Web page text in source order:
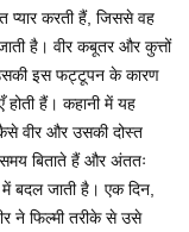
प्यार करती हैं, जिससे वह
है। वीर कबूतर और कुत्तों
इस फट्टूपन के कारण
होती हैं। कहानी में यह
वीर और उसकी दोस्त
बिताते हैं और अंततः
में बदल जाती है। एक दिन,
ने फिल्मी तरीके से उसे